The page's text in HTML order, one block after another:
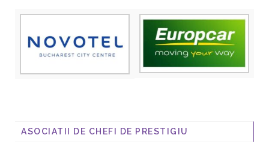
ASOCIATII DE CHEFI DE PRESTIGIU